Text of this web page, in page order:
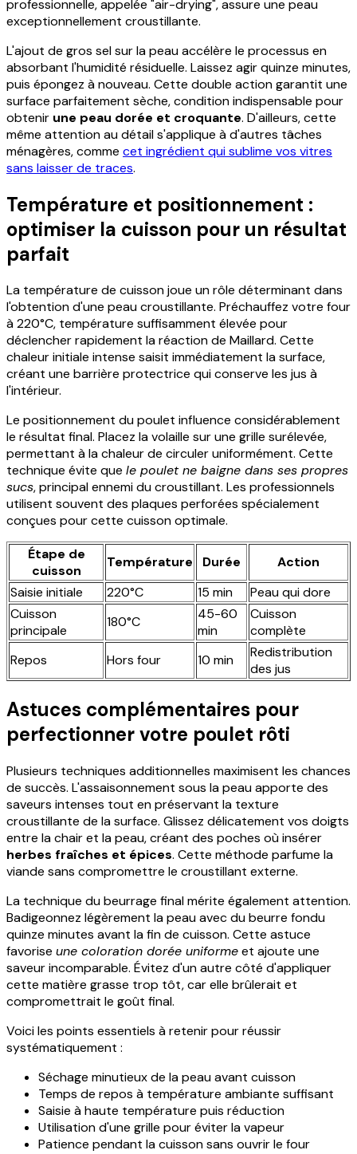
professionnelle, appelée "air-drying", assure une peau
exceptionnellement croustillante.
L'ajout de gros sel sur la peau accélère le processus en
absorbant l'humidité résiduelle. Laissez agir quinze minutes,
puis épongez à nouveau. Cette double action garantit une
surface parfaitement sèche, condition indispensable pour
obtenir une peau dorée et croquante. D'ailleurs, cette
même attention au détail s'applique à d'autres tâches
ménagères, comme cet ingrédient qui sublime vos vitres
sans laisser de traces.
Température et positionnement :
optimiser la cuisson pour un résultat
parfait
La température de cuisson joue un rôle déterminant dans
l'obtention d'une peau croustillante. Préchauffez votre four
à 220°C, température suffisamment élevée pour
déclencher rapidement la réaction de Maillard. Cette
chaleur initiale intense saisit immédiatement la surface,
créant une barrière protectrice qui conserve les jus à
l'intérieur.
Le positionnement du poulet influence considérablement
le résultat final. Placez la volaille sur une grille surélevée,
permettant à la chaleur de circuler uniformément. Cette
technique évite que le poulet ne baigne dans ses propres
sucs, principal ennemi du croustillant. Les professionnels
utilisent souvent des plaques perforées spécialement
conçues pour cette cuisson optimale.
Étape de
cuisson
Température Durée
Action
Saisie initiale
220°C 15 min
Peau qui dore
Cuisson
principale
180°C
45-60
min
Cuisson
complète
Repos
Hors four 10 min
Redistribution
des jus
Astuces complémentaires pour
perfectionner votre poulet rôti
Plusieurs techniques additionnelles maximisent les chances
de succès. L'assaisonnement sous la peau apporte des
saveurs intenses tout en préservant la texture
croustillante de la surface. Glissez délicatement vos doigts
entre la chair et la peau, créant des poches où insérer
herbes fraîches et épices. Cette méthode parfume la
viande sans compromettre le croustillant externe.
La technique du beurrage final mérite également attention.
Badigeonnez légèrement la peau avec du beurre fondu
quinze minutes avant la fin de cuisson. Cette astuce
favorise une coloration dorée uniformeet ajoute une
saveur incomparable. Évitez d'un autre côté d'appliquer
cette matière grasse trop tôt, car elle brûlerait et
compromettrait le goût final.
Voici les points essentiels à retenir pour réussir
systématiquement :
Séchage minutieux de la peau avant cuisson
Temps de repos à température ambiante suffisant
Saisie à haute température puis réduction
Utilisation d'une grille pour éviter la vapeur
Patience pendant la cuisson sans ouvrir le four